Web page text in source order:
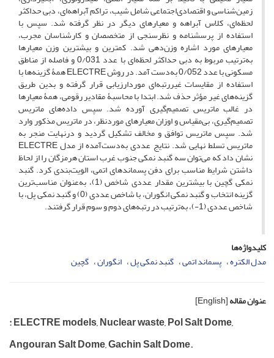
زمین‌شناسی و اقتصادی‌اجتماعی شامل شیب، تراکم آبراهه‌ای، دبی حداکثر
لحظه‌ای، کلاس آبراهه و معیارهای دیگر در نظر گرفته شد. سپس با
استفاده از پرسشنامه و نظرسنجی از متخصصان و کارشناسان مجرب،
معیارهای مورد اشاره وزن‌دهی شد. کمترین و بیشترین وزن معیارها
به‌ترتیب مربوط به دبی حداکثر لحظه‌ای با عدد 0/031 و فاصله از مناطق
مسکونی با عدد 0/052 به‌دست آمد. در روش ELECTRE همۀ گزینه‌ها با
استفاده از مقایسات غیررتبه‌ای موردارزیابی قرار گرفته و بدین طریق
گزینه‌های غیر مؤثر حذف شد. ابتدا با محاسبۀ مقادیر رقومی، همۀ معیارها
در غالب ماتریس تصمیم‌گیری آورده شد. سپس داده‌های ماتریس
تصمیم‌گیری، بی‌مقیاس و اوزان معیارهای موردنظر، در ماتریس مذکور وارد
شد. سپس ماتریس توافق و مخالف تشکیل گردید و درنهایت منجر به
ماتریس تسلط نهایی شد. نتایج عددی به‌دست‌آمده از مدل ELECTRE
نشان داد که می‌توان سه گنبد نمکی جنوب غرب استان هرمزگان را از لحاظ
داشتن شرایط مناسب برای دفن پسماند‌های اتمی، الویت‌بندی کرد. گنبد
نمکی گچین با بیشترین مقدار عددی شاخص (1)، به‌عنوان مناسب‌ترین
گزینه انتخاب و گنبد نمکی انگوران، با شاخص عددی (0) و گنبد نمکی پل، با
شاخص عددی (1-)، به‌ترتیب در رتبه‌های دوم و سوم قرار گرفتند.
کلیدواژه‌ها
مدل الکتره پسماند اتمی گنبد نمکی پل انگوران گچین
عنوان مقاله[English]
: ELECTRE models, Nuclear waste, Pol Salt Dome,
Angouran Salt Dome, Gachin Salt Dome.